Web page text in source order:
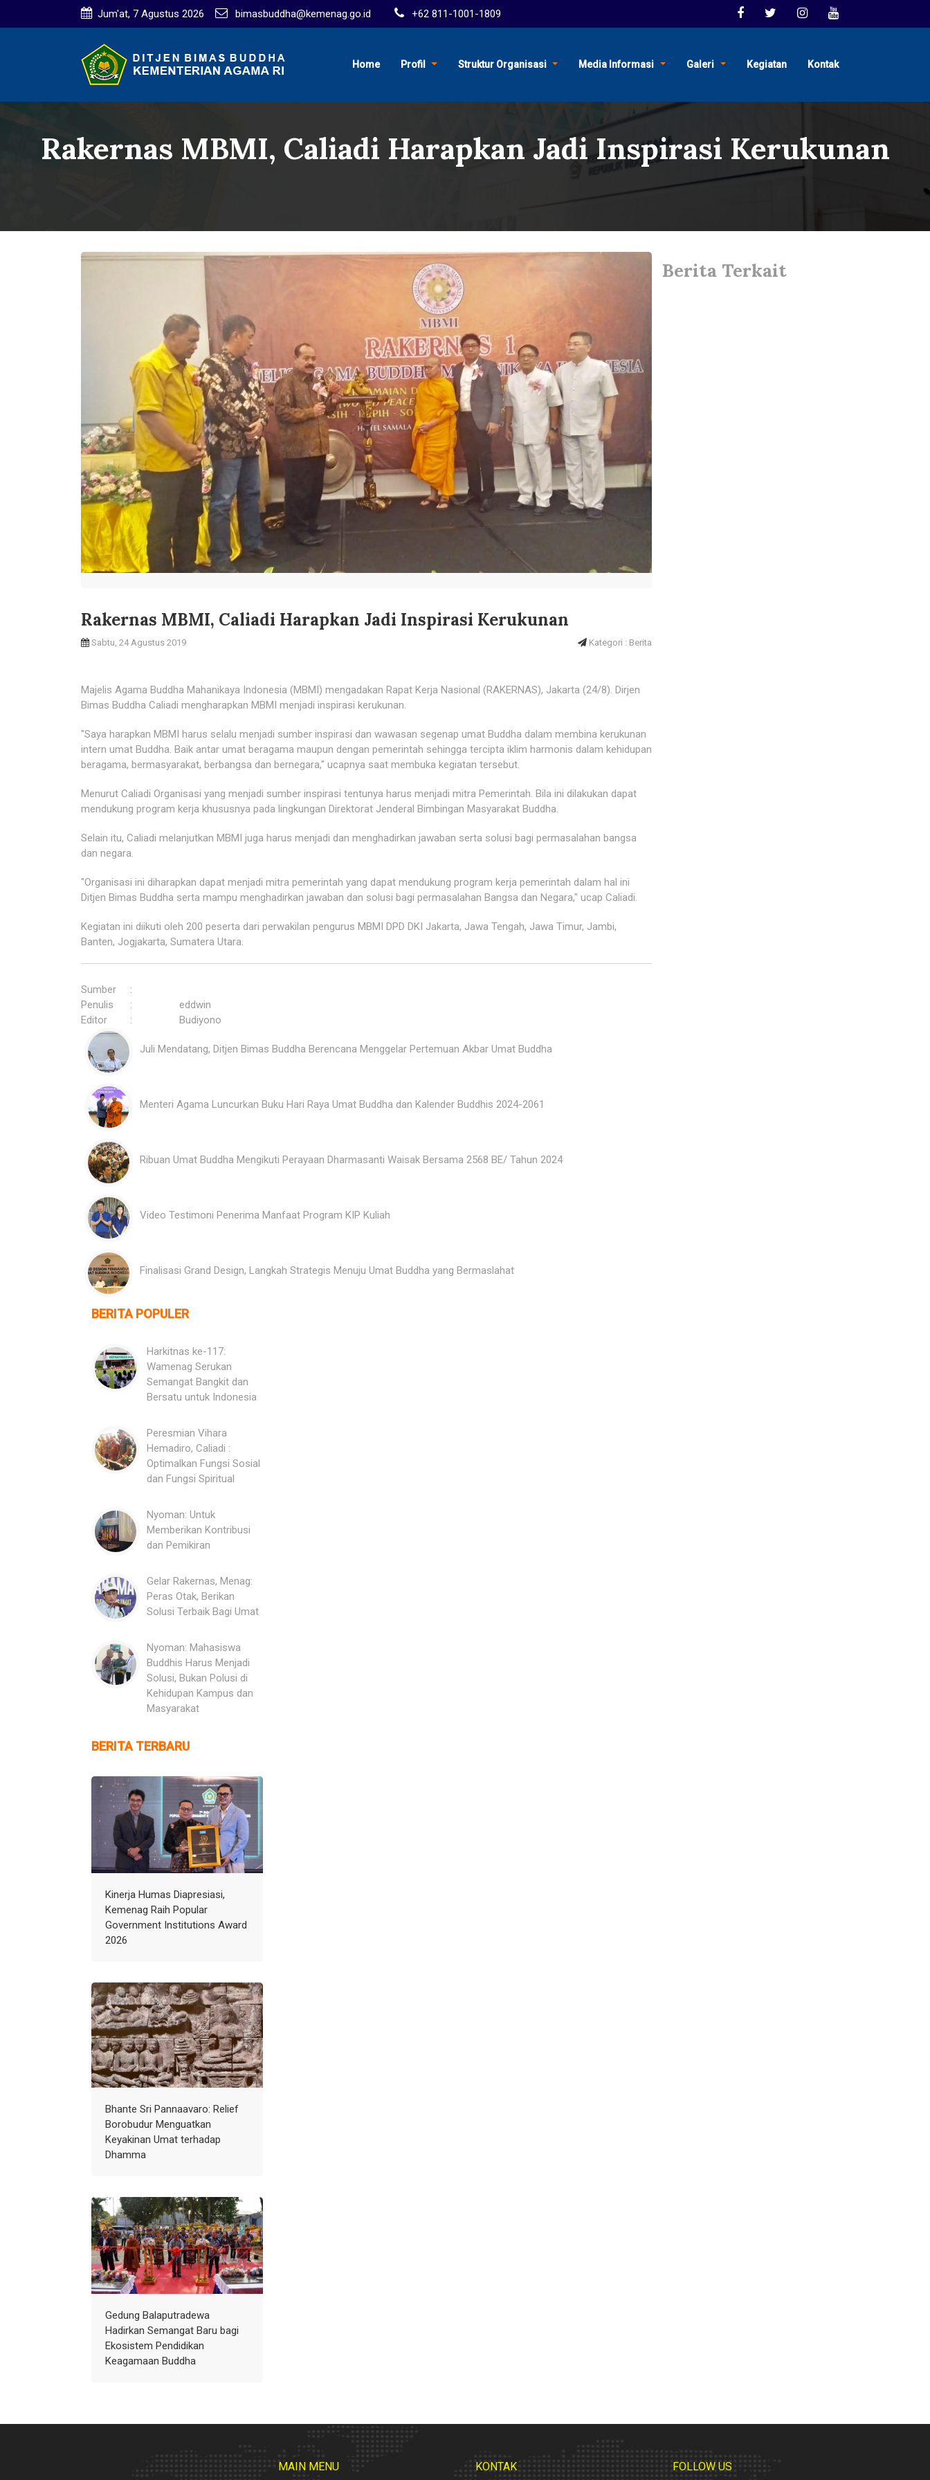
Jum'at, 7 Agustus 2026 bimasbuddha@kemenag.go.id +62 811-1001-1809
Home Profil Struktur Organisasi Media Informasi Galeri Kegiatan Kontak
Rakernas MBMI, Caliadi Harapkan Jadi Inspirasi Kerukunan
Rakernas MBMI, Caliadi Harapkan Jadi Inspirasi Kerukunan
Sabtu, 24 Agustus 2019 Kategori : Berita
Majelis Agama Buddha Mahanikaya Indonesia (MBMI) mengadakan Rapat Kerja Nasional (RAKERNAS), Jakarta (24/8). Dirjen
Bimas Buddha Caliadi mengharapkan MBMI menjadi inspirasi kerukunan.
"Saya harapkan MBMI harus selalu menjadi sumber inspirasi dan wawasan segenap umat Buddha dalam membina kerukunan
intern umat Buddha. Baik antar umat beragama maupun dengan pemerintah sehingga tercipta iklim harmonis dalam kehidupan
beragama, bermasyarakat, berbangsa dan bernegara," ucapnya saat membuka kegiatan tersebut.
Menurut Caliadi Organisasi yang menjadi sumber inspirasi tentunya harus menjadi mitra Pemerintah. Bila ini dilakukan dapat
mendukung program kerja khususnya pada lingkungan Direktorat Jenderal Bimbingan Masyarakat Buddha.
Selain itu, Caliadi melanjutkan MBMI juga harus menjadi dan menghadirkan jawaban serta solusi bagi permasalahan bangsa
dan negara.
"Organisasi ini diharapkan dapat menjadi mitra pemerintah yang dapat mendukung program kerja pemerintah dalam hal ini
Ditjen Bimas Buddha serta mampu menghadirkan jawaban dan solusi bagi permasalahan Bangsa dan Negara," ucap Caliadi.
Kegiatan ini diikuti oleh 200 peserta dari perwakilan pengurus MBMI DPD DKI Jakarta, Jawa Tengah, Jawa Timur, Jambi,
Banten, Jogjakarta, Sumatera Utara.
Sumber
:
Penulis
:
eddwin
Editor
: Budiyono
Berita Terkait
Juli Mendatang, Ditjen Bimas Buddha Berencana Menggelar Pertemuan Akbar Umat Buddha
Menteri Agama Luncurkan Buku Hari Raya Umat Buddha dan Kalender Buddhis 2024-2061
Ribuan Umat Buddha Mengikuti Perayaan Dharmasanti Waisak Bersama 2568 BE/ Tahun 2024
Video Testimoni Penerima Manfaat Program KIP Kuliah
Finalisasi Grand Design, Langkah Strategis Menuju Umat Buddha yang Bermaslahat
BERITA POPULER
Harkitnas ke-117:
Wamenag Serukan
Semangat Bangkit dan
Bersatu untuk Indonesia
Peresmian Vihara
Hemadiro, Caliadi :
Optimalkan Fungsi Sosial
dan Fungsi Spiritual
Nyoman: Untuk
Memberikan Kontribusi
dan Pemikiran
Gelar Rakernas, Menag:
Peras Otak, Berikan
Solusi Terbaik Bagi Umat
Nyoman: Mahasiswa
Buddhis Harus Menjadi
Solusi, Bukan Polusi di
Kehidupan Kampus dan
Masyarakat
BERITA TERBARU
Kinerja Humas Diapresiasi,
Kemenag Raih Popular
Government Institutions Award
2026
Bhante Sri Pannaavaro: Relief
Borobudur Menguatkan
Keyakinan Umat terhadap
Dhamma
Gedung Balaputradewa
Hadirkan Semangat Baru bagi
Ekosistem Pendidikan
Keagamaan Buddha
MAIN MENU KONTAK FOLLOW US